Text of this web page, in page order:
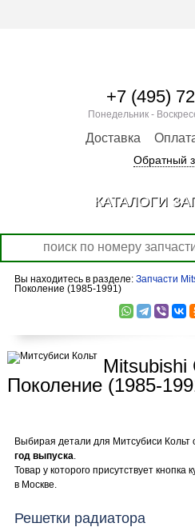
Вы находитесь в разделе: Запчасти
Поколение (1985-1991)
Mitsubishi
Поколение (1985-
Выбирая детали для Митсубиси Кольт
год выпуска.
Товар у которого присутствует кнопка
в Москве.
Решетки радиатора
+7 (495)
Понедельник -
Доставка
Обратный
КАТАЛОГИ